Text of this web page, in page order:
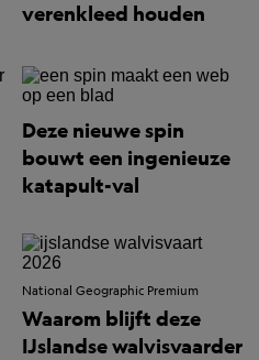
verenkleed houden
Deze nieuwe spin
bouwt een ingenieuze
katapult-val
National Geographic Premium
Waarom blijft deze
IJslandse walvisvaarder